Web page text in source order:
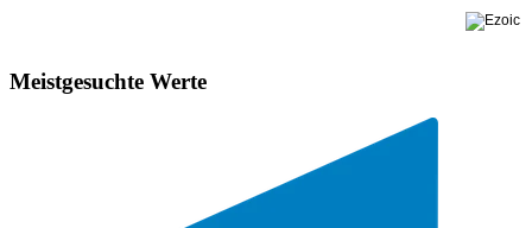
Meistgesuchte Werte